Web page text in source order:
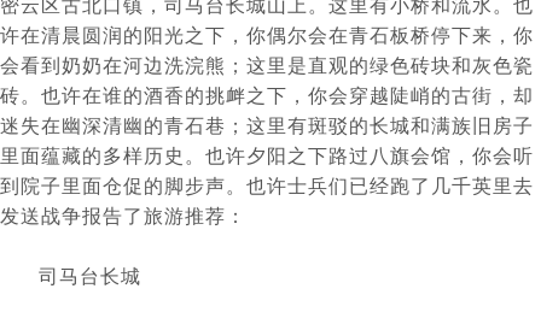
密云区古北口镇，司马台长城山上。这里有小桥和流水。也
许在清晨圆润的阳光之下，你偶尔会在青石板桥停下来，你
会看到奶奶在河边洗浣熊；这里是直观的绿色砖块和灰色瓷
砖。也许在谁的酒香的挑衅之下，你会穿越陡峭的古街，却
迷失在幽深清幽的青石巷；这里有斑驳的长城和满族旧房子
里面蕴藏的多样历史。也许夕阳之下路过八旗会馆，你会听
到院子里面仓促的脚步声。也许士兵们已经跑了几千英里去
发送战争报告了旅游推荐：
	司马台长城